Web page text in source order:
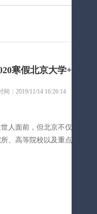
寒假北京大学+航天
间：2019/11/14 16:26:14 来源：
人面前，但北京不仅有多
、高等院校以及重点实验